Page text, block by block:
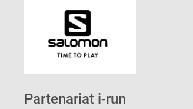
Partenariat i-run